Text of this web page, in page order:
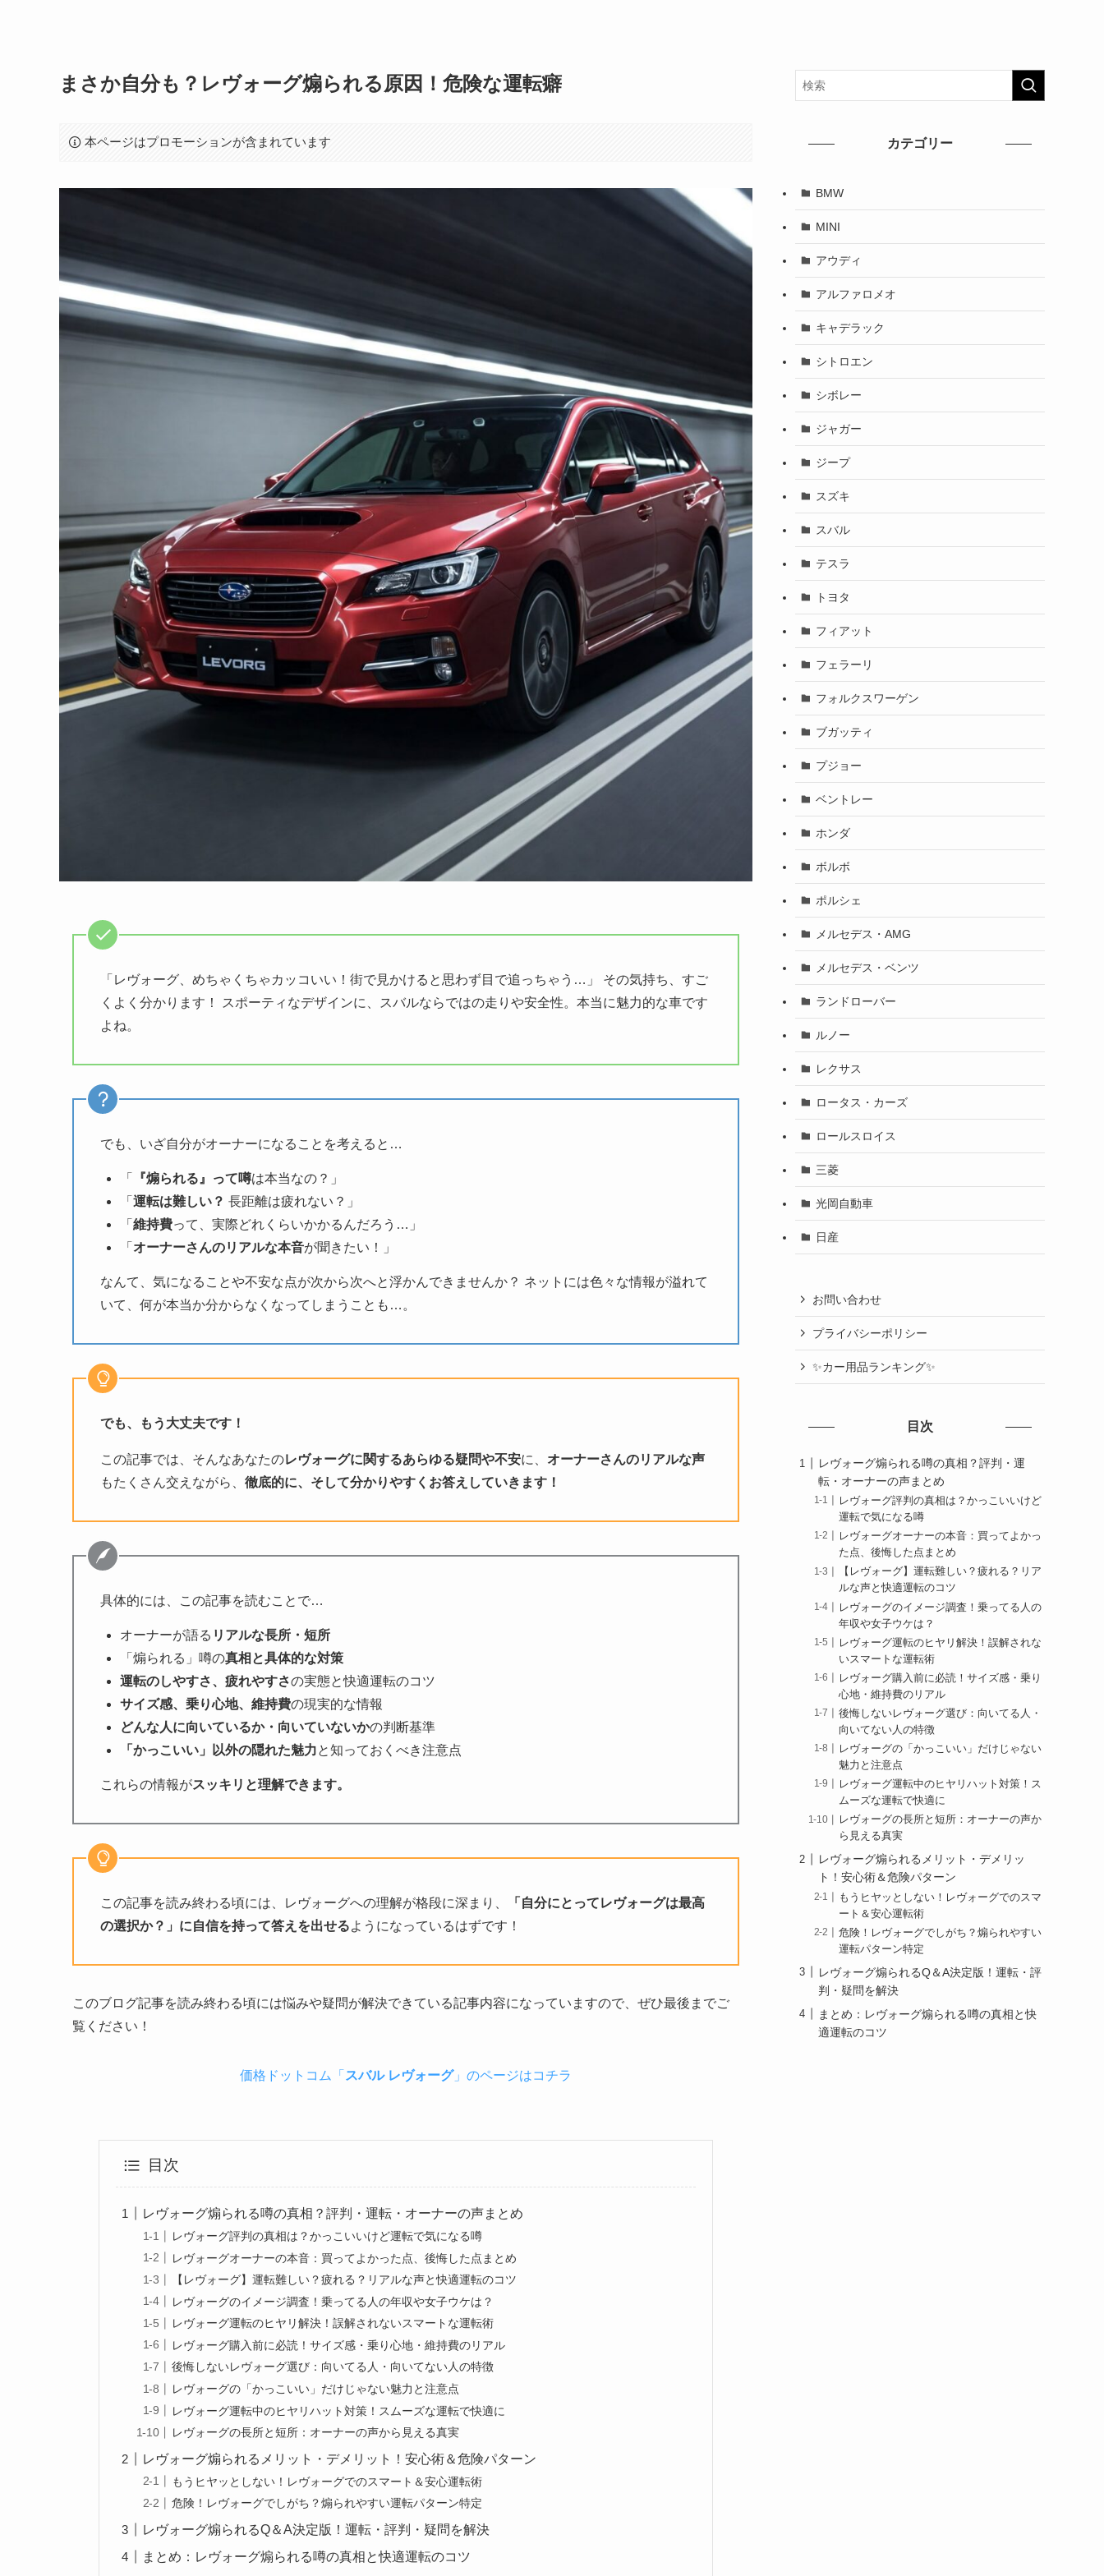
まさか自分も？レヴォーグ煽られる原因！危険な運転癖
本ページはプロモーションが含まれています
「レヴォーグ、めちゃくちゃカッコいい！街で見かけると思わず目で追っちゃう…」 その気持ち、すご
くよく分かります！ スポーティなデザインに、スバルならではの走りや安全性。本当に魅力的な車です
よね。
でも、いざ自分がオーナーになることを考えると…
「 『煽られる』って噂は本当なの？」
「 運転は難しい？ 長距離は疲れない？」
「 維持費って、実際どれくらいかかるんだろう…」
「 オーナーさんのリアルな本音が聞きたい！」
なんて、気になることや不安な点が次から次へと浮かんできませんか？ ネットには色々な情報が溢れて
いて、何が本当か分からなくなってしまうことも…。
でも、もう大丈夫です！
この記事では、そんなあなたのレヴォーグに関するあらゆる疑問や不安に、 オーナーさんのリアルな声
もたくさん交えながら、 徹底的に、そして分かりやすくお答えしていきます！
具体的には、この記事を読むことで…
オーナーが語る リアルな長所・短所
「煽られる」噂の真相と具体的な対策
運転のしやすさ、疲れやすさの実態と快適運転のコツ
サイズ感、乗り心地、維持費の現実的な情報
どんな人に向いているか・向いていないかの判断基準
「かっこいい」以外の隠れた魅力と知っておくべき注意点
これらの情報がスッキリと理解できます。
この記事を読み終わる頃には、レヴォーグへの理解が格段に深まり、
「自分にとってレヴォーグは最高
の選択か？」に自信を持って答えを出せるようになっているはずです！
このブログ記事を読み終わる頃には悩みや疑問が解決できている記事内容になっていますので、ぜひ最後までご
覧ください！
価格ドットコム「 スバル レヴォーグ」のページはコチラ
目次
レヴォーグ煽られる噂の真相？評判・運転・オーナーの声まとめ
レヴォーグ評判の真相は？かっこいいけど運転で気になる噂
レヴォーグオーナーの本音：買ってよかった点、後悔した点まとめ
【レヴォーグ】運転難しい？疲れる？リアルな声と快適運転のコツ
レヴォーグのイメージ調査！乗ってる人の年収や女子ウケは？
レヴォーグ運転のヒヤリ解決！誤解されないスマートな運転術
レヴォーグ購入前に必読！サイズ感・乗り心地・維持費のリアル
後悔しないレヴォーグ選び：向いてる人・向いてない人の特徴
レヴォーグの「かっこいい」だけじゃない魅力と注意点
レヴォーグ運転中のヒヤリハット対策！スムーズな運転で快適に
レヴォーグの長所と短所：オーナーの声から見える真実
レヴォーグ煽られるメリット・デメリット！安心術＆危険パターン
もうヒヤッとしない！レヴォーグでのスマート＆安心運転術
危険！レヴォーグでしがち？煽られやすい運転パターン特定
レヴォーグ煽られるQ＆A決定版！運転・評判・疑問を解決
まとめ：レヴォーグ煽られる噂の真相と快適運転のコツ
カテゴリー
BMW
MINI
アウディ
アルファロメオ
キャデラック
シトロエン
シボレー
ジャガー
ジープ
スズキ
スバル
テスラ
トヨタ
フィアット
フェラーリ
フォルクスワーゲン
ブガッティ
プジョー
ベントレー
ホンダ
ボルボ
ポルシェ
メルセデス・AMG
メルセデス・ベンツ
ランドローバー
ルノー
レクサス
ロータス・カーズ
ロールスロイス
三菱
光岡自動車
日産
お問い合わせ
プライバシーポリシー
✨カー用品ランキング✨
目次
レヴォーグ煽られる噂の真相？評判・運
転・オーナーの声まとめ
レヴォーグ評判の真相は？かっこいいけど
運転で気になる噂
レヴォーグオーナーの本音：買ってよかっ
た点、後悔した点まとめ
【レヴォーグ】運転難しい？疲れる？リア
ルな声と快適運転のコツ
レヴォーグのイメージ調査！乗ってる人の
年収や女子ウケは？
レヴォーグ運転のヒヤリ解決！誤解されな
いスマートな運転術
レヴォーグ購入前に必読！サイズ感・乗り
心地・維持費のリアル
後悔しないレヴォーグ選び：向いてる人・
向いてない人の特徴
レヴォーグの「かっこいい」だけじゃない
魅力と注意点
レヴォーグ運転中のヒヤリハット対策！ス
ムーズな運転で快適に
レヴォーグの長所と短所：オーナーの声か
ら見える真実
レヴォーグ煽られるメリット・デメリッ
ト！安心術＆危険パターン
もうヒヤッとしない！レヴォーグでのスマ
ート＆安心運転術
危険！レヴォーグでしがち？煽られやすい
運転パターン特定
レヴォーグ煽られるQ＆A決定版！運転・評
判・疑問を解決
まとめ：レヴォーグ煽られる噂の真相と快
適運転のコツ